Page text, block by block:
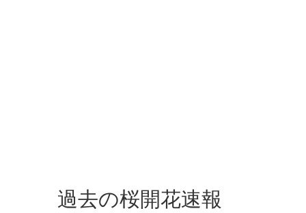
過去の桜開花速報